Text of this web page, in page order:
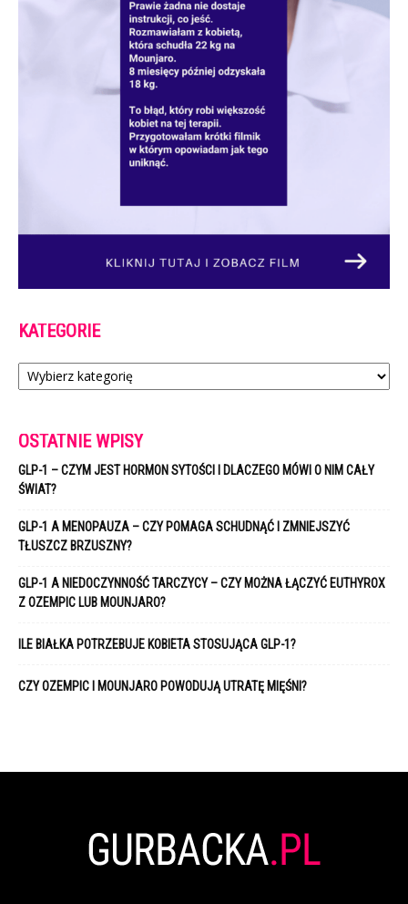
KATEGORIE
Kategorie
OSTATNIE WPISY
GLP-1 – CZYM JEST HORMON SYTOŚCI I DLACZEGO MÓWI O NIM CAŁY
ŚWIAT?
GLP-1 A MENOPAUZA – CZY POMAGA SCHUDNĄĆ I ZMNIEJSZYĆ
TŁUSZCZ BRZUSZNY?
GLP-1 A NIEDOCZYNNOŚĆ TARCZYCY – CZY MOŻNA ŁĄCZYĆ EUTHYROX
Z OZEMPIC LUB MOUNJARO?
ILE BIAŁKA POTRZEBUJE KOBIETA STOSUJĄCA GLP-1?
CZY OZEMPIC I MOUNJARO POWODUJĄ UTRATĘ MIĘŚNI?